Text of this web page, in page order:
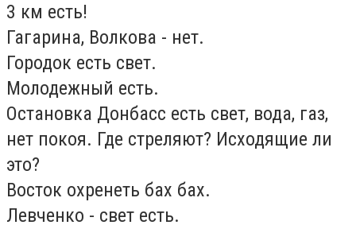
3 км есть!
Гагарина, Волкова - нет.
Городок есть свет.
Молодежный есть.
Остановка Донбасс есть свет, вода, газ,
нет покоя. Где стреляют? Исходящие ли
это?
Восток охренеть бах бах.
Левченко - свет есть.